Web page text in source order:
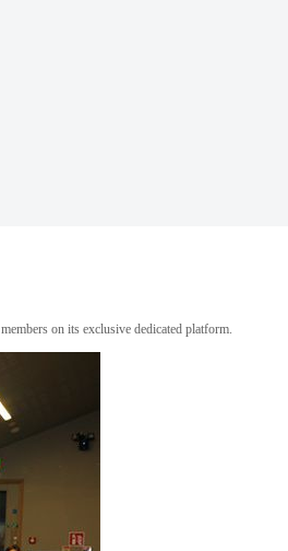
members on its exclusive dedicated platform.